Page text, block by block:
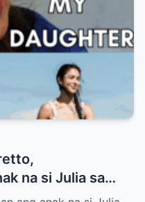
na si Julia sa